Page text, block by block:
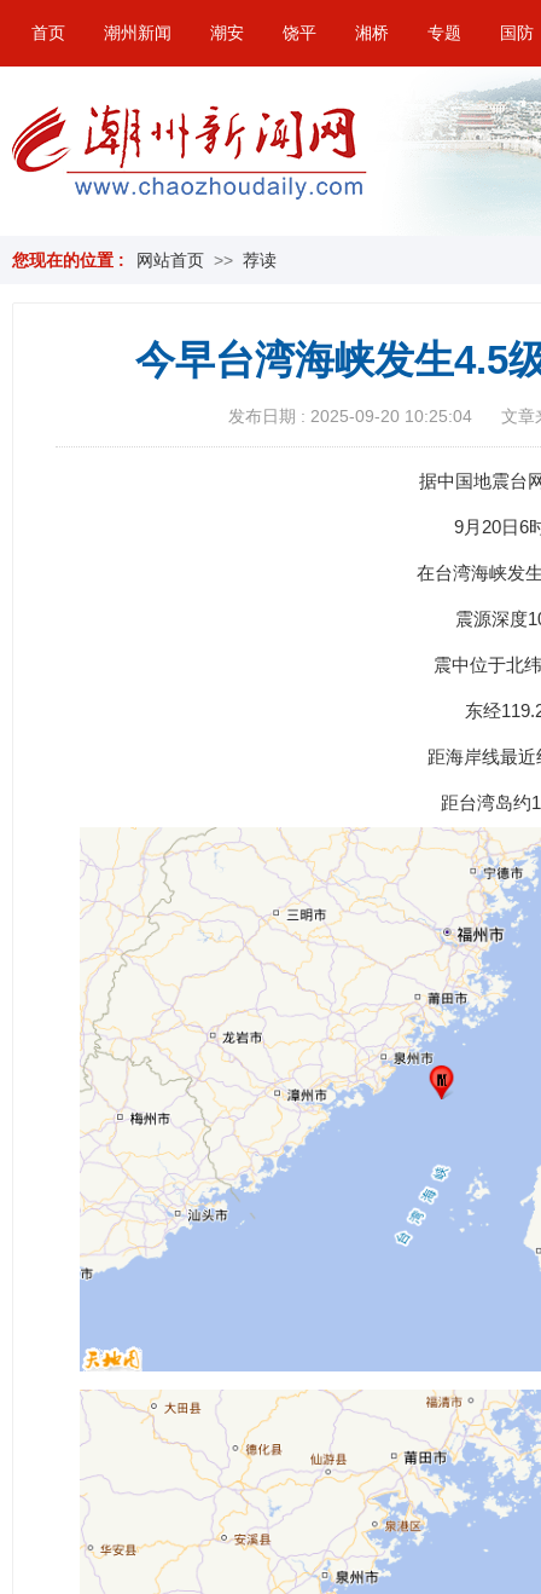
首页 潮州新闻 潮安 饶平 湘桥 专题 国防
您现在的位置 : 网站首页 >> 荐读
今早台湾海峡发生4.5
发布日期 : 2025-09-20 10:25:04 文章
据中国地震台
9月20日6
在台湾海峡发
震源深度
震中位于北
东经
距海岸线最
距台湾岛约